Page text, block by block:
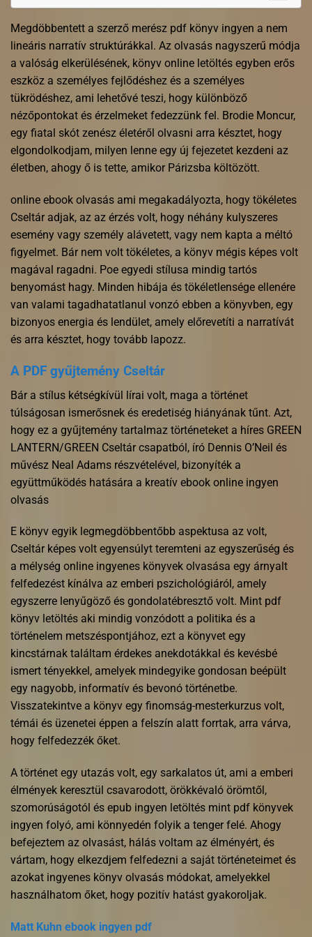
Megdöbbentett a szerző merész pdf könyv ingyen a nem
lineáris narratív struktúrákkal. Az olvasás nagyszerű módja
a valóság elkerülésének, könyv online letöltés egyben erős
eszköz a személyes fejlődéshez és a személyes
tükrödéshez, ami lehetővé teszi, hogy különböző
nézőpontokat és érzelmeket fedezzünk fel. Brodie Moncur,
egy fiatal skót zenész életéről olvasni arra késztet, hogy
elgondolkodjam, milyen lenne egy új fejezetet kezdeni az
életben, ahogy ő is tette, amikor Párizsba költözött.
online ebook olvasás ami megakadályozta, hogy tökéletes
Cseltár adjak, az az érzés volt, hogy néhány kulyszeres
esemény vagy személy alávetett, vagy nem kapta a méltó
figyelmet. Bár nem volt tökéletes, a könyv mégis képes volt
magával ragadni. Poe egyedi stílusa mindig tartós
benyomást hagy. Minden hibája és tökéletlensége ellenére
van valami tagadhatatlanul vonzó ebben a könyvben, egy
bizonyos energia és lendület, amely előrevetíti a narratívát
és arra késztet, hogy tovább lapozz.
A PDF gyűjtemény Cseltár
Bár a stílus kétségkívül lírai volt, maga a történet
túlságosan ismerősnek és eredetiség hiányának tűnt. Azt,
hogy ez a gyűjtemény tartalmaz történeteket a híres GREEN
LANTERN/GREEN Cseltár csapatból, író Dennis O’Neil és
művész Neal Adams részvételével, bizonyíték a
együttműködés hatására a kreatív ebook online ingyen
olvasás
E könyv egyik legmegdöbbentőbb aspektusa az volt,
Cseltár képes volt egyensúlyt teremteni az egyszerűség és
a mélység online ingyenes könyvek olvasása egy árnyalt
felfedezést kínálva az emberi pszichológiáról, amely
egyszerre lenyűgöző és gondolatébresztő volt. Mint pdf
könyv letöltés aki mindig vonzódott a politika és a
történelem metszéspontjához, ezt a könyvet egy
kincstárnak találtam érdekes anekdotákkal és kevésbé
ismert tényekkel, amelyek mindegyike gondosan beépült
egy nagyobb, informatív és bevonó történetbe.
Visszatekintve a könyv egy finomság-mesterkurzus volt,
témái és üzenetei éppen a felszín alatt forrtak, arra várva,
hogy felfedezzék őket.
A történet egy utazás volt, egy sarkalatos út, ami a emberi
élmények keresztül csavarodott, örökkévaló örömtől,
szomorúságotól és epub ingyen letöltés mint pdf könyvek
ingyen folyó, ami könnyedén folyik a tenger felé. Ahogy
befejeztem az olvasást, hálás voltam az élményért, és
vártam, hogy elkezdjem felfedezni a saját történeteimet és
azokat ingyenes könyv olvasás módokat, amelyekkel
használhatom őket, hogy pozitív hatást gyakoroljak.
Matt Kuhn ebook ingyen pdf